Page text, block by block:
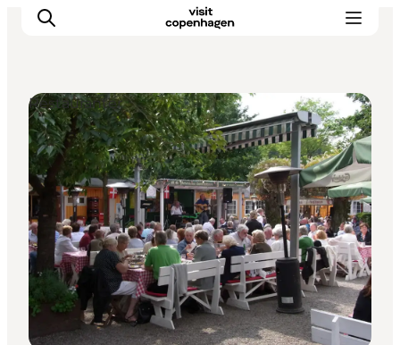
This is Copenhagen
Aktiviteter
Spis & drik
Områder
Planlæg din tur
CopenPay
Copenhagen Card
Restauranter